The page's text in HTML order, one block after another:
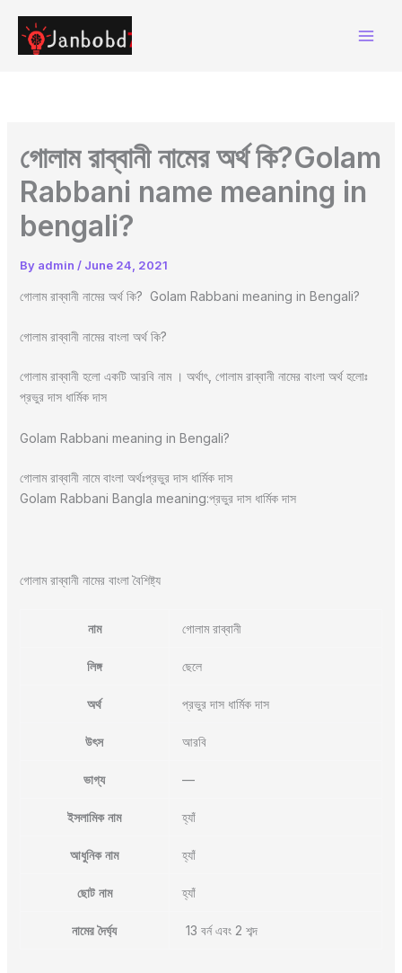
content
গোলাম রাব্বানী নামের অর্থ কি?Golam
Rabbani name meaning in
bengali?
By admin / June 24, 2021
গোলাম রাব্বানী নামের অর্থ কি? Golam Rabbani meaning in Bengali?
গোলাম রাব্বানী নামের বাংলা অর্থ কি?
গোলাম রাব্বানী হলো একটি আরবি নাম । অর্থাৎ, গোলাম রাব্বানী নামের বাংলা অর্থ হলোঃ
প্রভুর দাস ধার্মিক দাস
Golam Rabbani meaning in Bengali?
গোলাম রাব্বানী নামে বাংলা অর্থঃপ্রভুর দাস ধার্মিক দাস
Golam Rabbani Bangla meaning:প্রভুর দাস ধার্মিক দাস
গোলাম রাব্বানী নামের বাংলা বৈশিষ্ট্য
নাম গোলাম রাব্বানী
লিঙ্গ ছেলে
অর্থ প্রভুর দাস ধার্মিক দাস
উৎস আরবি
ভাগ্য —
ইসলামিক নাম হ্যাঁ
আধুনিক নাম হ্যাঁ
ছোট নাম হ্যাঁ
নামের দৈর্ঘ্য 13 বর্ন এবং 2 শব্দ